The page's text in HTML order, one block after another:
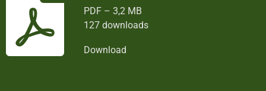
PDF – 3,2 MB
127 downloads
Download